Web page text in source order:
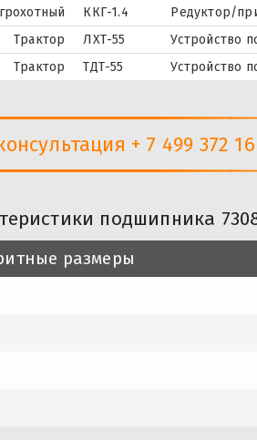
ККГ-1.4
Редуктор/
Трактор
ЛХТ-55
Устройство
Трактор
ТДТ-55 Устройство
+ 7 499 372
подшипника
размеры